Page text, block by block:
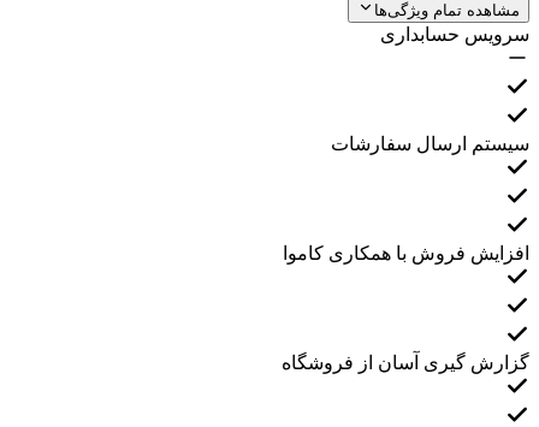
مشاهده تمام ویژگی‌ها
سرویس حسابداری
سیستم ارسال سفارشات
افزایش فروش با همکاری کاموا
گزارش گیری آسان از فروشگاه